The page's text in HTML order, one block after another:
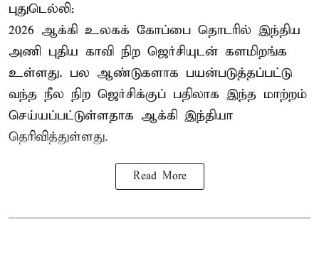
புதுடெல்லி:
2026 ஆக்கி உலகக் கோப்பை தொடரில் இந்திய
அணி புதிய காவி நிற ஜெர்சியுடன் களமிறங்க
உள்ளது. பல ஆண்டுகளாக பயன்படுத்தப்பட்டு
வந்த நீல நிற ஜெர்சிக்குப் பதிலாக இந்த மாற்றம்
செய்யப்பட்டுள்ளதாக ஆக்கி இந்தியா
தெரிவித்துள்ளது.
Read More